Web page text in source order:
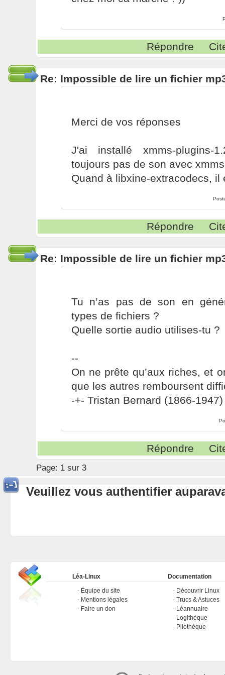
Répondre
Re: Impossible de lire un fichier
Merci de vos réponses
J'ai installé xmms-
toujours pas de son avec
Quand à libxine-extracodecs, il
Répondre
Re: Impossible de lire un fichier
Tu n’as pas de son en
types de fichiers ?
Quelle sortie audio utilises-tu ?
--
On ne prête qu’aux riches, et
que les autres remboursent
-+- Tristan Bernard (1866-1947)
Répondre
Page: 1 sur 3
Veuillez vous authentifier
Léa-Linux
Équipe du site
Mentions légales
Faire un don
Documentation
Découvrir Linux
Trucs & Astuces
Léannuaire
Logithèque
Pilothèque